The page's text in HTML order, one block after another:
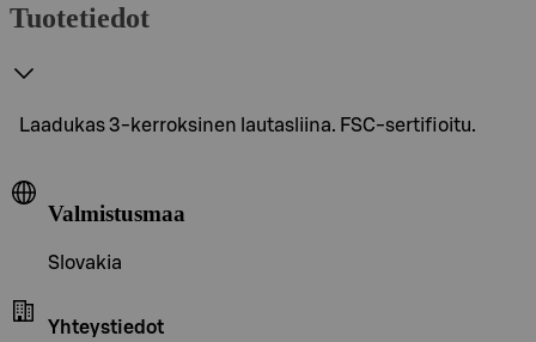
Tuotetiedot
Laadukas 3-kerroksinen lautasliina. FSC-sertifioitu.
Valmistusmaa
Slovakia
Yhteystiedot